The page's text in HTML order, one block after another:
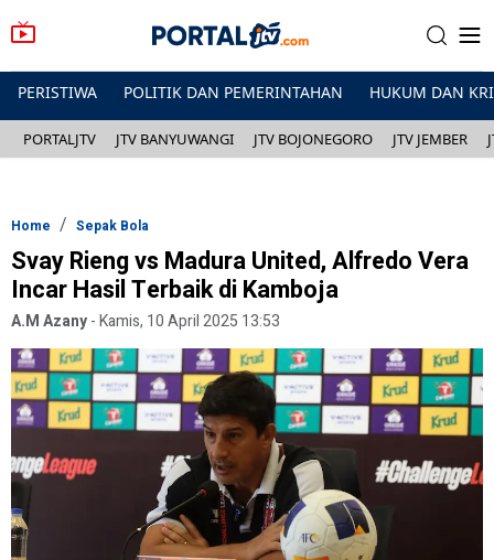
PERISTIWA POLITIK DAN PEMERINTAHAN HUKUM DAN
PORTALJTV JTV BANYUWANGI JTV BOJONEGORO JTV JEMBER
Home Sepak Bola
Svay Rieng vs Madura United, Alfredo Vera
Incar Hasil Terbaik di Kamboja
A.M Azany-Kamis, 10 April 2025 13:53